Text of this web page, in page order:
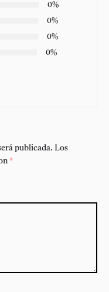
0%
0%
0%
0%
publicada. Los
*